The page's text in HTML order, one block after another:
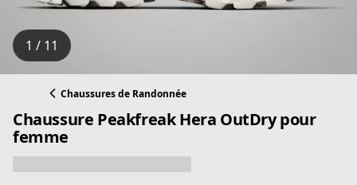
1 / 11
Chaussures de Randonnée
Chaussure Peakfreak Hera OutDry pour
femme